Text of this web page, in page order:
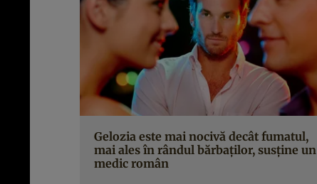
Gelozia este mai nocivă decât fumatul,
mai ales în rândul bărbaţilor, susţine un
medic român